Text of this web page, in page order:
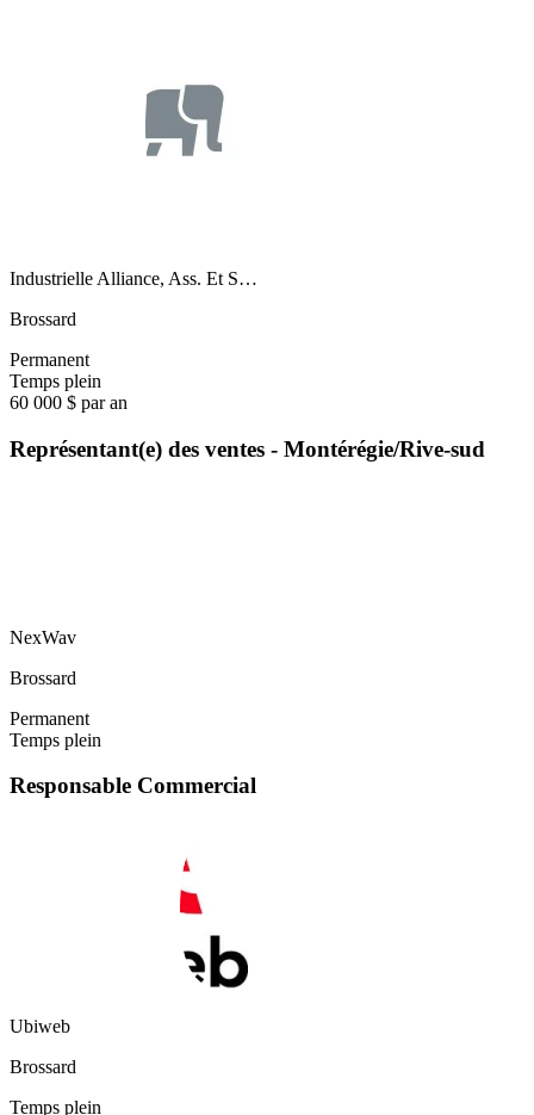
Industrielle Alliance, Ass. Et S…
Brossard
Permanent
Temps plein
60 000 $ par an
Représentant(e) des ventes - Montérégie/Rive-sud
NexWav
Brossard
Permanent
Temps plein
Responsable Commercial
Ubiweb
Brossard
Temps plein